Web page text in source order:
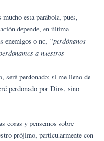
esta parábola, pues,
depende, en última
enemigos o no, “perdónanos
a nuestros
seré perdonado; si me lleno de
perdonado por Dios, sino
cosas y pensemos sobre
prójimo, particularmente con